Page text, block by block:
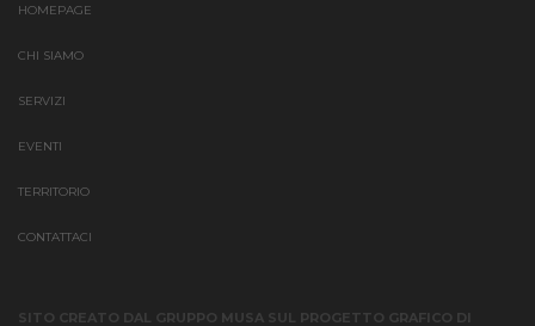
HOMEPAGE
CHI SIAMO
SERVIZI
EVENTI
TERRITORIO
CONTATTACI
SITO CREATO DAL GRUPPO MUSA SUL PROGETTO GRAFICO DI